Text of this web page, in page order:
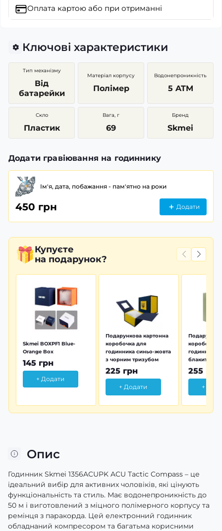
Оплата картою або при отриманні
Ключові характеристики
Тип механізму
Від
батарейки
Матеріал корпусу
Полімер
Водонепроникність
5 ATM
Скло
Пластик
Вага, г
69
Бренд
Skmei
Додати гравіювання на годиннику
Ім'я, дата, побажання - пам'ятно на роки
450 грн Додати
Купуєте
на подарунок?
Skmei BOXPF1 Blue-
Orange Box
145 грн
+ Додати
Подарункова картонна
коробочка для
годинника синьо-жовта
з чорним тризубом
225 грн
+ Додати
коробочка
годинника
блакитна
255 грн
+
Опис
Годинник Skmei 1356ACUPK ACU Tactic Compass – це
ідеальний вибір для активних чоловіків, які цінують
функціональність та стиль. Має водонепроникність до
50 м і виготовлений з міцного полімерного корпусу та
ремінця з паракорда. Цей електронний годинник
обладнаний компресором та багатьма корисними